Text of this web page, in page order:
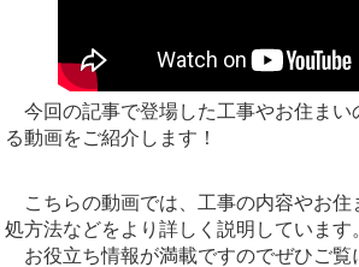
今回の記事で登場した工事やお住まい
る動画をご紹介します！
こちらの動画では、工事の内容やお住
処方法などをより詳しく説明しています
お役立ち情報が満載ですのでぜひご覧